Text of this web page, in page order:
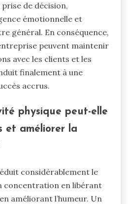
de décision,
émotionnelle et
général. En conséquence,
peuvent maintenir
avec les clients et les
finalement à une
accrus.
physique peut-elle
et améliorer la
considérablement le
concentration en libérant
améliorant l’humeur. Un